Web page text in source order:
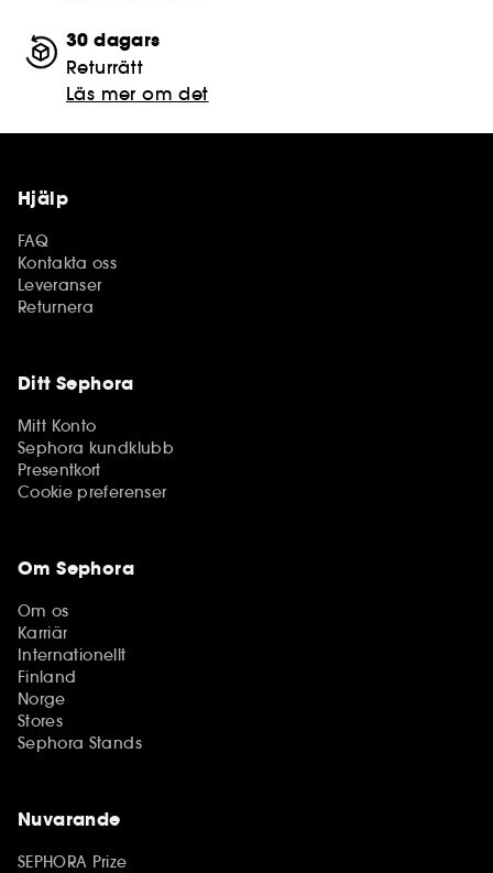
30 dagars
Returrätt
Läs mer om det
Hjälp
FAQ
Kontakta oss
Leveranser
Returnera
Ditt Sephora
Mitt Konto
Sephora kundklubb
Presentkort
Cookie preferenser
Om Sephora
Om os
Karriär
Internationellt
Finland
Norge
Stores
Sephora Stands
Nuvarande
SEPHORA Prize